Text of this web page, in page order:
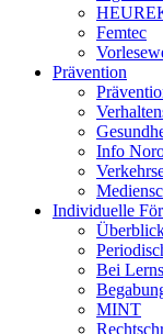
Femtec
Prävention
Info
Individuelle
Bei
MINT